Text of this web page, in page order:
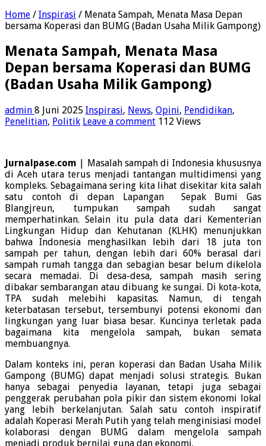
Home / Inspirasi / Menata Sampah, Menata Masa Depan
bersama Koperasi dan BUMG (Badan Usaha Milik Gampong)
Menata Sampah, Menata Masa
Depan bersama Koperasi dan BUMG
(Badan Usaha Milik Gampong)
admin 8 Juni 2025 Inspirasi, News, Opini, Pendidikan,
Penelitian, Politik Leave a comment 112 Views
Jurnalpase.com | Masalah sampah di Indonesia khususnya
di Aceh utara terus menjadi tantangan multidimensi yang
kompleks. Sebagaimana sering kita lihat disekitar kita salah
satu contoh di depan Lapangan Sepak Bumi Gas
Blangjreun, tumpukan sampah sudah sangat
memperhatinkan. Selain itu pula data dari Kementerian
Lingkungan Hidup dan Kehutanan (KLHK) menunjukkan
bahwa Indonesia menghasilkan lebih dari 18 juta ton
sampah per tahun, dengan lebih dari 60% berasal dari
sampah rumah tangga dan sebagian besar belum dikelola
secara memadai. Di desa-desa, sampah masih sering
dibakar sembarangan atau dibuang ke sungai. Di kota-kota,
TPA sudah melebihi kapasitas. Namun, di tengah
keterbatasan tersebut, tersembunyi potensi ekonomi dan
lingkungan yang luar biasa besar. Kuncinya terletak pada
bagaimana kita mengelola sampah, bukan semata
membuangnya.
Dalam konteks ini, peran koperasi dan Badan Usaha Milik
Gampong (BUMG) dapat menjadi solusi strategis. Bukan
hanya sebagai penyedia layanan, tetapi juga sebagai
penggerak perubahan pola pikir dan sistem ekonomi lokal
yang lebih berkelanjutan. Salah satu contoh inspiratif
adalah Koperasi Merah Putih yang telah menginisiasi model
kolaborasi dengan BUMG dalam mengelola sampah
menjadi produk bernilai guna dan ekonomi.